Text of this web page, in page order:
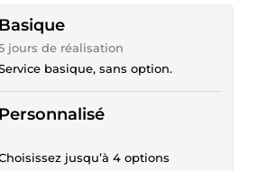
Basique
jours de réalisation
basique, sans option.
Personnalisé
jusqu’à 4 options